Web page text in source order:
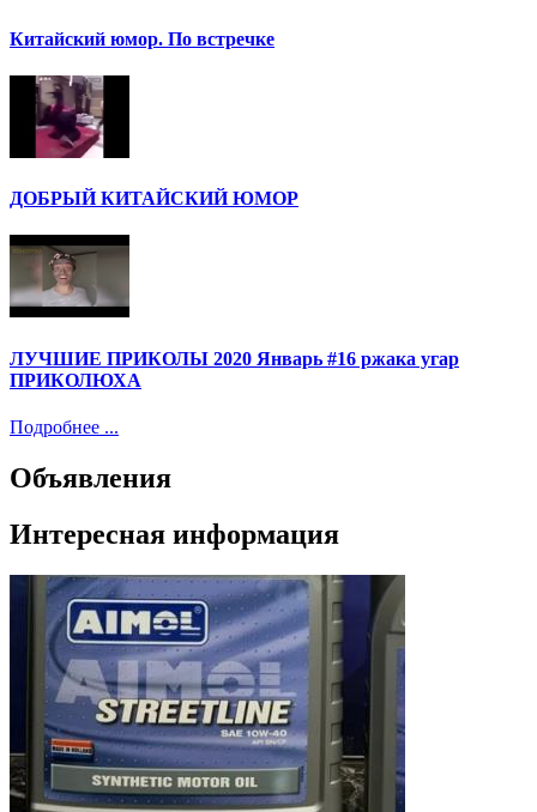
Китайский юмор. По встречке
ДОБРЫЙ КИТАЙСКИЙ ЮМОР
ЛУЧШИЕ ПРИКОЛЫ 2020 Январь #16 ржака угар
ПРИКОЛЮХА
Подробнее ...
Объявления
Интересная информация